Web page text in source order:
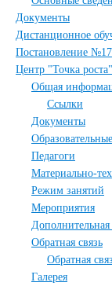
Документы
Дистанционное
Постановление
Центр "Точка роста"
Общая
Ссылки
Документы
Педагоги
Материально-
Режим занятий
Мероприятия
Обратная связь
Обратная
Галерея